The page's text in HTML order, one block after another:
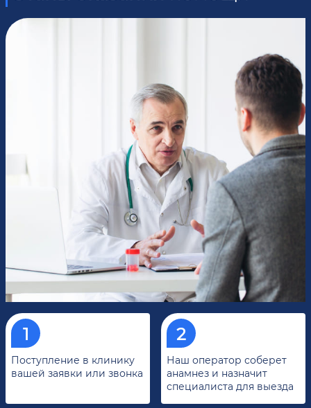
Поступление в клинику
вашей заявки или звонка
Наш оператор соберет
анамнез и назначит
специалиста для выезда